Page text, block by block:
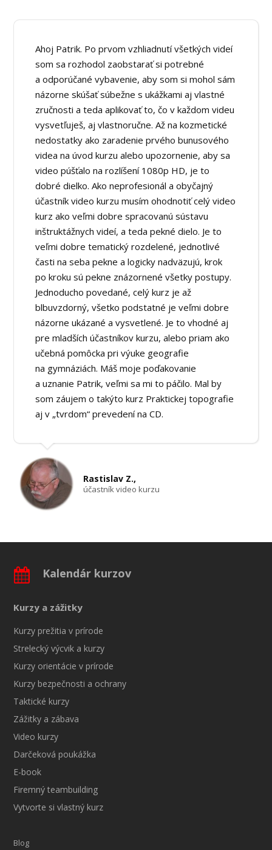
Ahoj Patrik. Po prvom vzhliadnutí všetkých videí
som sa rozhodol zaobstarať si potrebné
a odporúčané vybavenie, aby som si mohol sám
názorne skúšať súbežne s ukážkami aj vlastné
zručnosti a teda aplikovať to, čo v každom videu
vysvetľuješ, aj vlastnoručne. Až na kozmetické
nedostatky ako zaradenie prvého bunusového
videa na úvod kurzu alebo upozornenie, aby sa
video púšťalo na rozlíšení 1080p HD, je to
dobré dielko. Ako neprofesionál a obyčajný
účastník video kurzu musím ohodnotiť celý video
kurz ako veľmi dobre spracovanú sústavu
inštruktážnych videí, a teda pekné dielo. Je to
veľmi dobre tematický rozdelené, jednotlivé
časti na seba pekne a logicky nadväzujú, krok
po kroku sú pekne znázornené všetky postupy.
Jednoducho povedané, celý kurz je až
blbuvzdorný, všetko podstatné je veľmi dobre
názorne ukázané a vysvetlené. Je to vhodné aj
pre mladších účastníkov kurzu, alebo priam ako
učebná pomôcka pri výuke geografie
na gymnáziách. Máš moje poďakovanie
a uznanie Patrik, veľmi sa mi to páčilo. Mal by
som záujem o takýto kurz Praktickej topografie
aj v „tvrdom“ prevedení na CD.
Rastislav Z.,
účastník video kurzu
Kalendár kurzov
Kurzy a zážitky
Kurzy prežitia v prírode
Strelecký výcvik a kurzy
Kurzy orientácie v prírode
Kurzy bezpečnosti a ochrany
Taktické kurzy
Zážitky a zábava
Video kurzy
Darčeková poukážka
E-book
Firemný teambuilding
Vytvorte si vlastný kurz
Blog